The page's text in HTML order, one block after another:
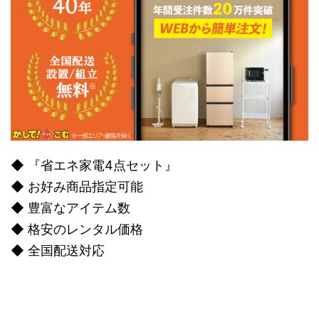
◆ 『省エネ家電4点セット』
◆ お好み商品指定可能
◆ 豊富なアイテム数
◆ 格安のレンタル価格
◆ 全国配送対応